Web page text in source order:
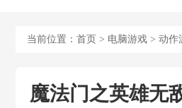
当前位置： 首页 > 电脑游戏 > 动作
魔法门之英雄无